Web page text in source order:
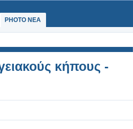
PHOTO NEA
κήπους -